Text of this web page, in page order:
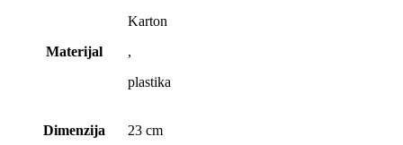
Materijal
Karton
,
plastika
Dimenzija 23 cm